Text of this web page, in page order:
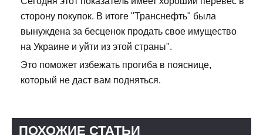
сторону покупок. В итоге "Транснефть" была
вынуждена за бесценок продать свое имущество
на Украине и уйти из этой страны".
Это поможет избежать прогиба в пояснице,
который не даст вам подняться.
ПОХОЖИЕ СТАТЬИ